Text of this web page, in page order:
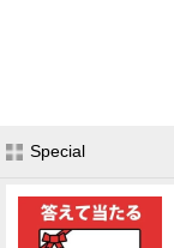
Special